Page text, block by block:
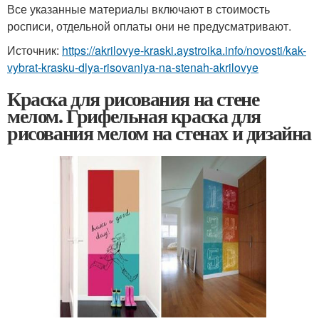
Все указанные материалы включают в стоимость
росписи, отдельной оплаты они не предусматривают.
Источник: https://akrilovye-kraski.aystroika.info/novosti/kak-
vybrat-krasku-dlya-risovaniya-na-stenah-akrilovye
Краска для рисования на стене
мелом. Грифельная краска для
рисования мелом на стенах и дизайна